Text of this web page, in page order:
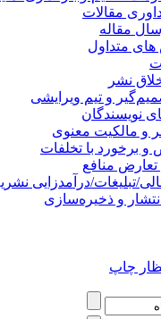
مقالات
مقاله
متداول
نشر
و تیم ویرایشی
نویسندگان
مالکیت معنوی
با تخلفات
منافع
تبلیغات/درآمدزایی نشریه
و ذخیره‌سازی
چاپ